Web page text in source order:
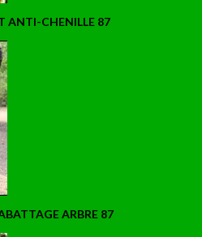
ANTI-CHENILLE 87
ARBRE 87